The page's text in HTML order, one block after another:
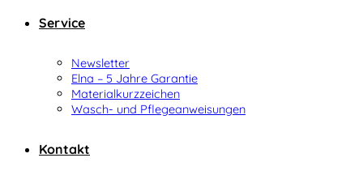
Service
Newsletter
Elna – 5 Jahre Garantie
Materialkurzzeichen
Wasch- und Pflegeanweisungen
Kontakt